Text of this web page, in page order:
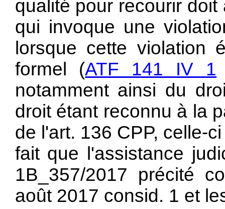
qualité pour recourir
qui invoque une
lorsque cette violation
formel (ATF 141 IV 1
notamment ainsi du
droit étant reconnu à la
de l'art. 136 CPP, celle-
fait que l'assistance
1B_357/2017 précité
août 2017 consid. 1 et